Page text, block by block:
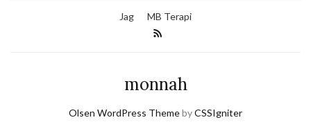
Jag MB Terapi
monnah
Olsen WordPress ThemebyCSSIgniter